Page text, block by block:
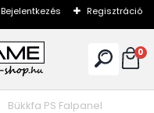
Bejelentkezés Regisztráció
0
Bükkfa PS Falpanel